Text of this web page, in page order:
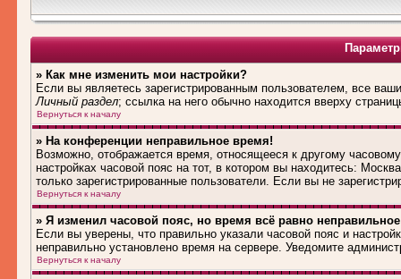
» Как мне изменить мои настройки?
Если вы являетесь зарегистрированным пользователем, все
Личный раздел; ссылка на него обычно находится вверху
Вернуться к началу
» На конференции неправильное время!
Возможно, отображается время, относящееся к другому
настройках часовой пояс на тот, в котором вы находитесь:
только зарегистрированные пользователи. Если вы не
Вернуться к началу
» Я изменил часовой пояс, но время всё равно
Если вы уверены, что правильно указали часовой пояс и
неправильно установлено время на сервере. Уведомите
Вернуться к началу